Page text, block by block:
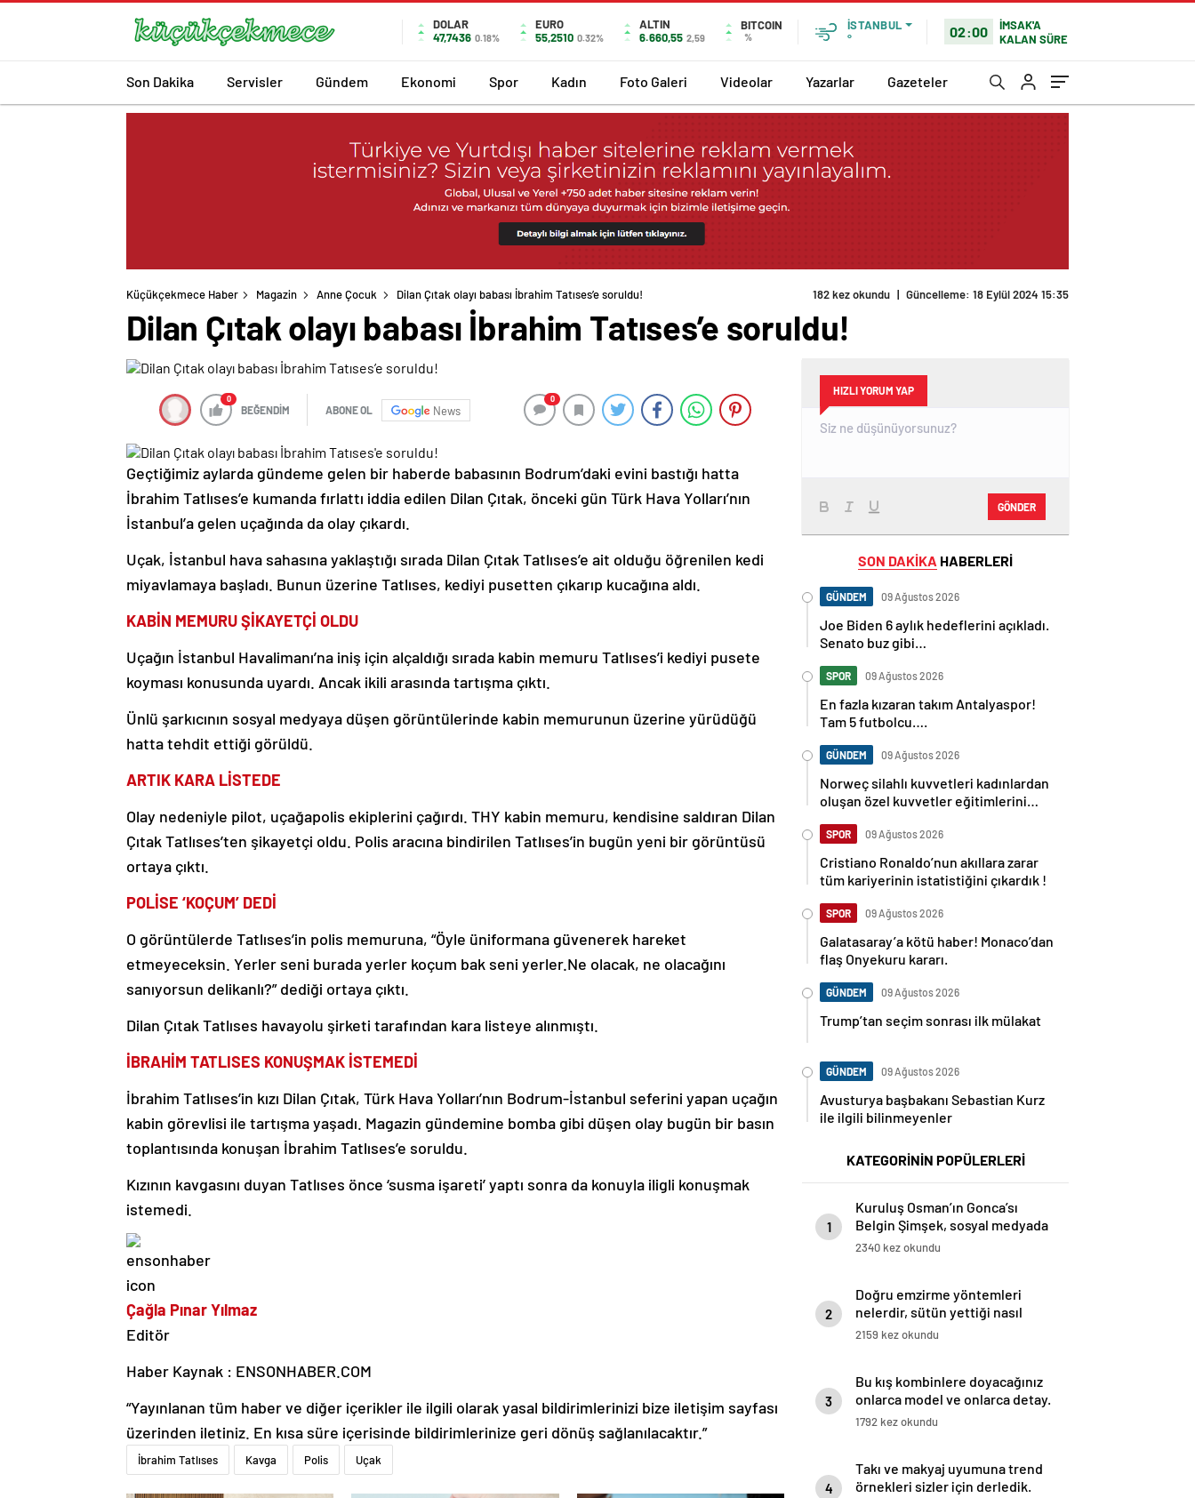
DOLAR
47,7436 0.18%
EURO
55,2510 0.32%
ALTIN
6.660,55 2,59
BITCOIN
%
İSTANBUL
°
02:00
İMSAK'A
KALAN SÜRE
Son Dakika Servisler Gündem Ekonomi Spor Kadın Foto Galeri Videolar Yazarlar Gazeteler
Küçükçekmece Haber Magazin Anne Çocuk Dilan Çıtak olayı babası İbrahim Tatıses’e soruldu! 182 kez okundu | Güncelleme: 18 Eylül 2024 15:35
Dilan Çıtak olayı babası İbrahim Tatıses’e soruldu!
0
BEĞENDİM ABONE OL News
0
Geçtiğimiz aylarda gündeme gelen bir haberde babasının Bodrum’daki evini bastığı hatta
İbrahim Tatlıses’e kumanda fırlattı iddia edilen Dilan Çıtak, önceki gün Türk Hava Yolları’nın
İstanbul’a gelen uçağında da olay çıkardı.
Uçak, İstanbul hava sahasına yaklaştığı sırada Dilan Çıtak Tatlıses’e ait olduğu öğrenilen kedi
miyavlamaya başladı. Bunun üzerine Tatlıses, kediyi pusetten çıkarıp kucağına aldı.
KABİN MEMURU ŞİKAYETÇİ OLDU
Uçağın İstanbul Havalimanı’na iniş için alçaldığı sırada kabin memuru Tatlıses’i kediyi pusete
koyması konusunda uyardı. Ancak ikili arasında tartışma çıktı.
Ünlü şarkıcının sosyal medyaya düşen görüntülerinde kabin memurunun üzerine yürüdüğü
hatta tehdit ettiği görüldü.
ARTIK KARA LİSTEDE
Olay nedeniyle pilot, uçağapolis ekiplerini çağırdı. THY kabin memuru, kendisine saldıran Dilan
Çıtak Tatlıses’ten şikayetçi oldu. Polis aracına bindirilen Tatlıses’in bugün yeni bir görüntüsü
ortaya çıktı.
POLİSE ‘KOÇUM’ DEDİ
O görüntülerde Tatlıses’in polis memuruna, “Öyle üniformana güvenerek hareket
etmeyeceksin. Yerler seni burada yerler koçum bak seni yerler.Ne olacak, ne olacağını
sanıyorsun delikanlı?” dediği ortaya çıktı.
Dilan Çıtak Tatlıses havayolu şirketi tarafından kara listeye alınmıştı.
İBRAHİM TATLISES KONUŞMAK İSTEMEDİ
İbrahim Tatlıses’in kızı Dilan Çıtak, Türk Hava Yolları’nın Bodrum-İstanbul seferini yapan uçağın
kabin görevlisi ile tartışma yaşadı. Magazin gündemine bomba gibi düşen olay bugün bir basın
toplantısında konuşan İbrahim Tatlıses’e soruldu.
Kızının kavgasını duyan Tatlıses önce ‘susma işareti’ yaptı sonra da konuyla iligli konuşmak
istemedi.
Çağla Pınar Yılmaz
Editör
Haber Kaynak : ENSONHABER.COM
“Yayınlanan tüm haber ve diğer içerikler ile ilgili olarak yasal bildirimlerinizi bize iletişim sayfası
üzerinden iletiniz. En kısa süre içerisinde bildirimlerinize geri dönüş sağlanılacaktır.”
İbrahim Tatlıses Kavga Polis Uçak
HIZLI YORUM YAP
GÖNDER
SON DAKİKA HABERLERİ
GÜNDEM 09 Ağustos 2026
Joe Biden 6 aylık hedeflerini açıkladı.
Senato buz gibi…
SPOR 09 Ağustos 2026
En fazla kızaran takım Antalyaspor!
Tam 5 futbolcu….
GÜNDEM 09 Ağustos 2026
Norweç silahlı kuvvetleri kadınlardan
oluşan özel kuvvetler eğitimlerini
SPOR 09 Ağustos 2026
Cristiano Ronaldo’nun akıllara zarar
tüm kariyerinin istatistiğini çıkardık !
SPOR 09 Ağustos 2026
Galatasaray’a kötü haber! Monaco’dan
flaş Onyekuru kararı.
GÜNDEM 09 Ağustos 2026
Trump’tan seçim sonrası ilk mülakat
GÜNDEM 09 Ağustos 2026
Avusturya başbakanı Sebastian Kurz
ile ilgili bilinmeyenler
KATEGORİNİN POPÜLERLERİ
1
Kuruluş Osman’ın Gonca’sı
Belgin Şimşek, sosyal medyada
uğradığı linç ve mobbinge karşı
2340 kez okundu
2
Doğru emzirme yöntemleri
nelerdir, sütün yettiği nasıl
anlaşılır?
2159 kez okundu
3
Bu kış kombinlere doyacağınız
onlarca model ve onlarca detay.
1792 kez okundu
4
Takı ve makyaj uyumuna trend
örnekleri sizler için derledik.